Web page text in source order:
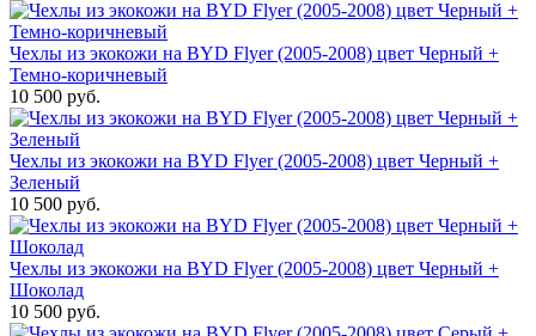
Чехлы из экокожи на BYD Flyer (2005-2008) цвет Черный +
Темно-коричневый
10 500 руб.
Чехлы из экокожи на BYD Flyer (2005-2008) цвет Черный +
Зеленый
10 500 руб.
Чехлы из экокожи на BYD Flyer (2005-2008) цвет Черный +
Шоколад
10 500 руб.